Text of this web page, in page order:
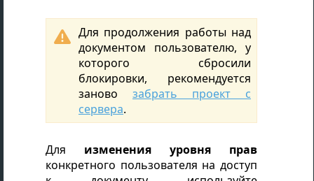
 Для продолжения работы над
документом пользователю, у
которого сбросили
блокировки, рекомендуется
заново забрать проект с
сервера.
Для изменения уровня прав
конкретного пользователя на доступ